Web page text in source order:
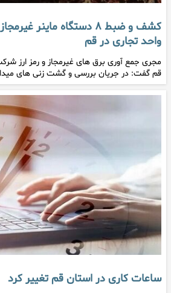
کشف و ضبط ۸ دستگاه ماینر
واحد تجاری در قم
مجری جمع آوری برق های غیرمجاز و رمز ارز
قم گفت: در جریان بررسی و گشت زنی های
ساعات کاری در استان قم تغییر کرد